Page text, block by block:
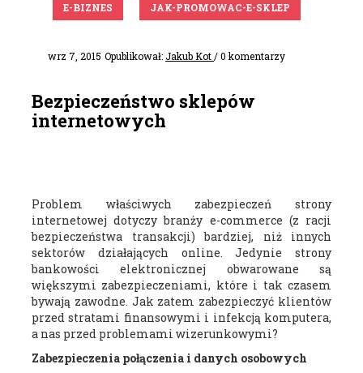
E-BIZNES JAK-PROMOWAC-E-SKLEP
wrz 7, 2015 Opublikował:Jakub Kot/ 0 komentarzy
Bezpieczeństwo sklepów
internetowych
Problem właściwych zabezpieczeń strony
internetowej dotyczy branży e-commerce (z racji
bezpieczeństwa transakcji) bardziej, niż innych
sektorów działających online. Jedynie strony
bankowości elektronicznej obwarowane są
większymi zabezpieczeniami, które i tak czasem
bywają zawodne. Jak zatem zabezpieczyć klientów
przed stratami finansowymi i infekcją komputera,
a nas przed problemami wizerunkowymi?
Zabezpieczenia połączenia i danych osobowych